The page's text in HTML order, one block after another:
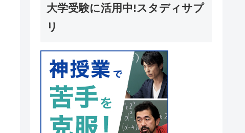
大学受験に活用中!スタディサプ
リ